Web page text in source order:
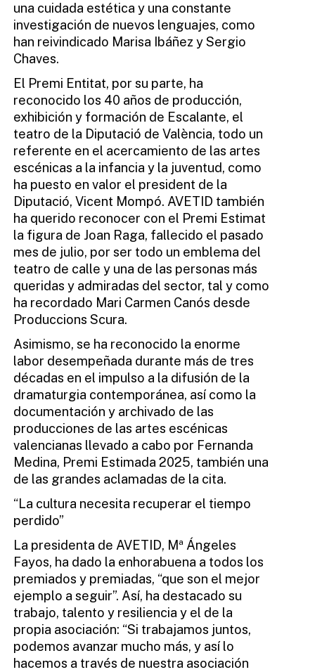
una cuidada estética y una constante
investigación de nuevos lenguajes, como
han reivindicado Marisa Ibáñez y Sergio
Chaves.
El Premi Entitat, por su parte, ha
reconocido los 40 años de producción,
exhibición y formación de Escalante, el
teatro de la Diputació de València, todo un
referente en el acercamiento de las artes
escénicas a la infancia y la juventud, como
ha puesto en valor el president de la
Diputació, Vicent Mompó. AVETID también
ha querido reconocer con el Premi Estimat
la figura de Joan Raga, fallecido el pasado
mes de julio, por ser todo un emblema del
teatro de calle y una de las personas más
queridas y admiradas del sector, tal y como
ha recordado Mari Carmen Canós desde
Produccions Scura.
Asimismo, se ha reconocido la enorme
labor desempeñada durante más de tres
décadas en el impulso a la difusión de la
dramaturgia contemporánea, así como la
documentación y archivado de las
producciones de las artes escénicas
valencianas llevado a cabo por Fernanda
Medina, Premi Estimada 2025, también una
de las grandes aclamadas de la cita.
“La cultura necesita recuperar el tiempo
perdido”
La presidenta de AVETID, Mª Ángeles
Fayos, ha dado la enhorabuena a todos los
premiados y premiadas, “que son el mejor
ejemplo a seguir”. Así, ha destacado su
trabajo, talento y resiliencia y el de la
propia asociación: “Si trabajamos juntos,
podemos avanzar mucho más, y así lo
hacemos a través de nuestra asociación